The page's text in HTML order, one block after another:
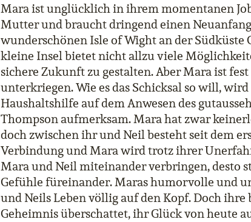
Mara ist unglücklich in ihrem momentanen
Mutter und braucht dringend einen
wunderschönen Isle of Wight an der
kleine Insel bietet nicht allzu viele
sichere Zukunft zu gestalten. Aber Mara ist
unterkriegen. Wie es das Schicksal so will,
Haushaltshilfe auf dem Anwesen des
Thompson aufmerksam. Mara hat zwar
doch zwischen ihr und Neil besteht seit dem
Verbindung und Mara wird trotz ihrer
Mara und Neil miteinander verbringen, desto
Gefühle füreinander. Maras humorvolle und
und Neils Leben völlig auf den Kopf. Doch
Geheimnis überschattet, ihr Glück von heute